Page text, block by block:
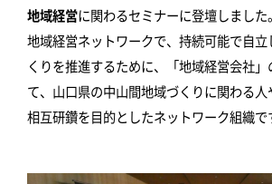
地域経営に関わるセミナーに登壇しました
地域経営ネットワークで、持続可能で自
くりを推進するために、「地域経営会社
て、山口県の中山間地域づくりに関わる人
相互研鑽を目的としたネットワーク組織で